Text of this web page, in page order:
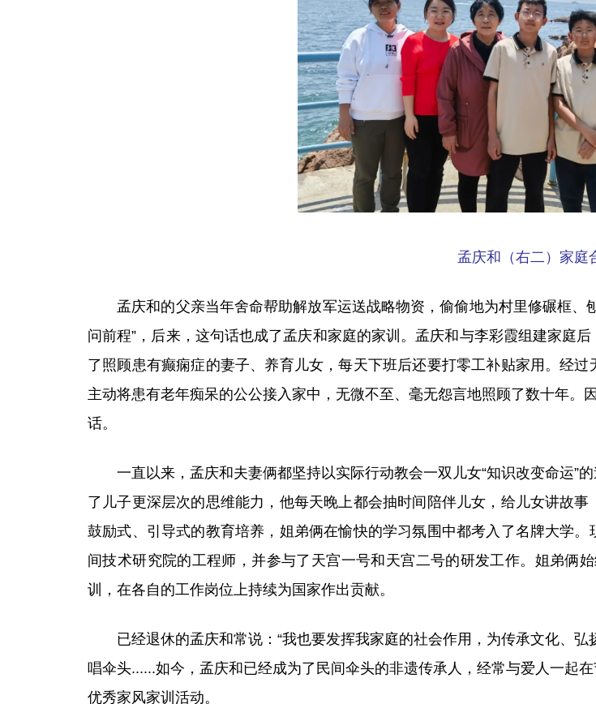
孟庆和（右二）家庭
孟庆和的父亲当年舍命帮助解放军运送战略物资，偷偷地为村里修碾框、
问前程”，后来，这句话也成了孟庆和家庭的家训。孟庆和与李彩霞组建家庭
了照顾患有癫痫症的妻子、养育儿女，每天下班后还要打零工补贴家用。经
主动将患有老年痴呆的公公接入家中，无微不至、毫无怨言地照顾了数十年。
话。
一直以来，孟庆和夫妻俩都坚持以实际行动教会一双儿女“知识改变命运”
了儿子更深层次的思维能力，他每天晚上都会抽时间陪伴儿女，给儿女讲故
鼓励式、引导式的教育培养，姐弟俩在愉快的学习氛围中都考入了名牌大学
间技术研究院的工程师，并参与了天宫一号和天宫二号的研发工作。姐弟俩
训，在各自的工作岗位上持续为国家作出贡献。
已经退休的孟庆和常说：“我也要发挥我家庭的社会作用，为传承文化、弘
唱伞头......如今，孟庆和已经成为了民间伞头的非遗传承人，经常与爱人一起
优秀家风家训活动。